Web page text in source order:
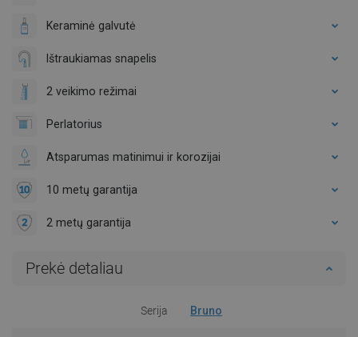
Keraminė galvutė
Ištraukiamas snapelis
2 veikimo režimai
Perlatorius
Atsparumas matinimui ir korozijai
10 metų garantija
2 metų garantija
Prekė detaliau
Serija Bruno